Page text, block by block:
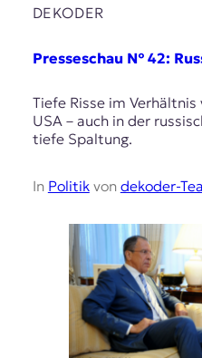
DEKODER
Presseschau № 42:
Tiefe Risse im Verhältnis
USA – auch in der
tiefe Spaltung.
In Politikvon dekoder-